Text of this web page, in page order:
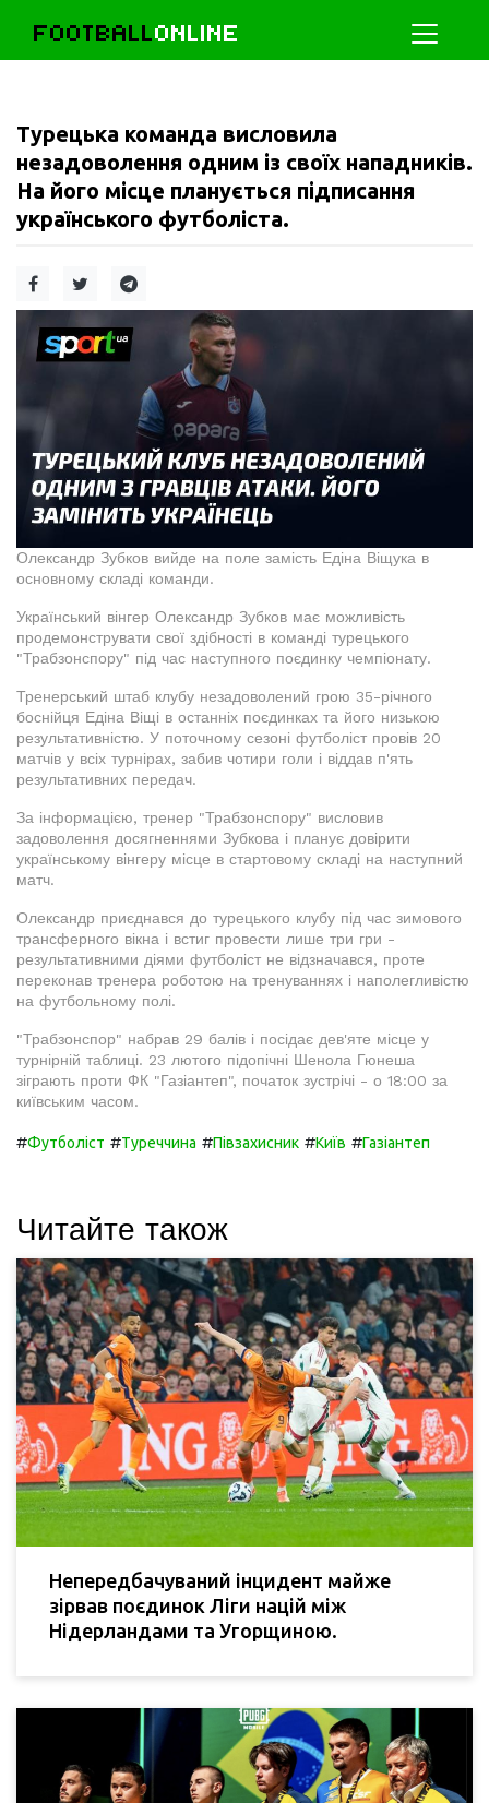
FOOTBALLONLINE
Турецька команда висловила
незадоволення одним із своїх нападників.
На його місце планується підписання
українського футболіста.
Олександр Зубков вийде на поле замість Едіна Віщука в
основному складі команди.
Український вінгер Олександр Зубков має можливість
продемонструвати свої здібності в команді турецького
"Трабзонспору" під час наступного поєдинку чемпіонату.
Тренерський штаб клубу незадоволений грою 35-річного
боснійця Едіна Віщі в останніх поєдинках та його низькою
результативністю. У поточному сезоні футболіст провів 20
матчів у всіх турнірах, забив чотири голи і віддав п'ять
результативних передач.
За інформацією, тренер "Трабзонспору" висловив
задоволення досягненнями Зубкова і планує довірити
українському вінгеру місце в стартовому складі на наступний
матч.
Олександр приєднався до турецького клубу під час зимового
трансферного вікна і встиг провести лише три гри -
результативними діями футболіст не відзначався, проте
переконав тренера роботою на тренуваннях і наполегливістю
на футбольному полі.
"Трабзонспор" набрав 29 балів і посідає дев'яте місце у
турнірній таблиці. 23 лютого підопічні Шенола Гюнеша
зіграють проти ФК "Газіантеп", початок зустрічі - о 18:00 за
київським часом.
#Футболіст #Туреччина #Півзахисник #Київ #Газіантеп
Читайте також
Непередбачуваний інцидент майже
зірвав поєдинок Ліги націй між
Нідерландами та Угорщиною.